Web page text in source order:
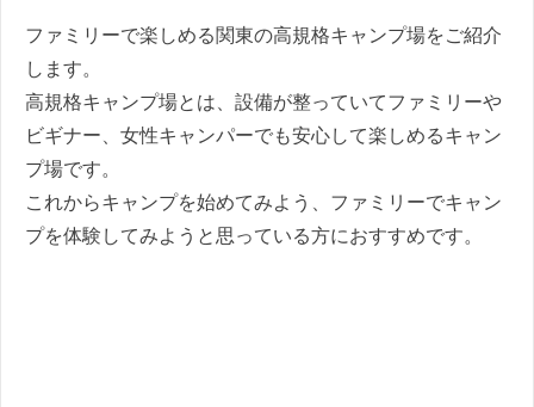
ファミリーで楽しめる関東の高規格キャンプ場をご紹介
します。
高規格キャンプ場とは、設備が整っていてファミリーや
ビギナー、女性キャンパーでも安心して楽しめるキャン
プ場です。
これからキャンプを始めてみよう、ファミリーでキャン
プを体験してみようと思っている方におすすめです。